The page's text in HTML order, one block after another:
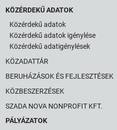
KÖZÉRDEKŰ ADATOK
Közérdekű adatok
Közérdekű adatok igénylése
Közérdekű adatigénylések
KÖZADATTÁR
BERUHÁZÁSOK ÉS FEJLESZTÉSEK
KÖZBESZERZÉSEK
SZADA NOVA NONPROFIT KFT.
PÁLYÁZATOK